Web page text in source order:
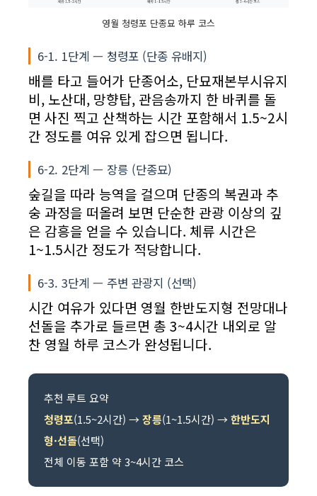
영월 청령포 단종묘 하루 코스
6-1. 1단계 — 청령포 (단종 유배지)
배를 타고 들어가 단종어소, 단묘재본부시유지
비, 노산대, 망향탑, 관음송까지 한 바퀴를 돌
면 사진 찍고 산책하는 시간 포함해서 1.5~2시
간 정도를 여유 있게 잡으면 됩니다.
6-2. 2단계 — 장릉 (단종묘)
숲길을 따라 능역을 걸으며 단종의 복권과 추
숭 과정을 떠올려 보면 단순한 관광 이상의 깊
은 감흥을 얻을 수 있습니다. 체류 시간은
1~1.5시간 정도가 적당합니다.
6-3. 3단계 — 주변 관광지 (선택)
시간 여유가 있다면 영월 한반도지형 전망대나
선돌을 추가로 들르면 총 3~4시간 내외로 알
찬 영월 하루 코스가 완성됩니다.
추천 루트 요약
청령포(1.5~2시간) →장릉(1~1.5시간) →한반도지
형·선돌(선택)
전체 이동 포함 약 3~4시간 코스